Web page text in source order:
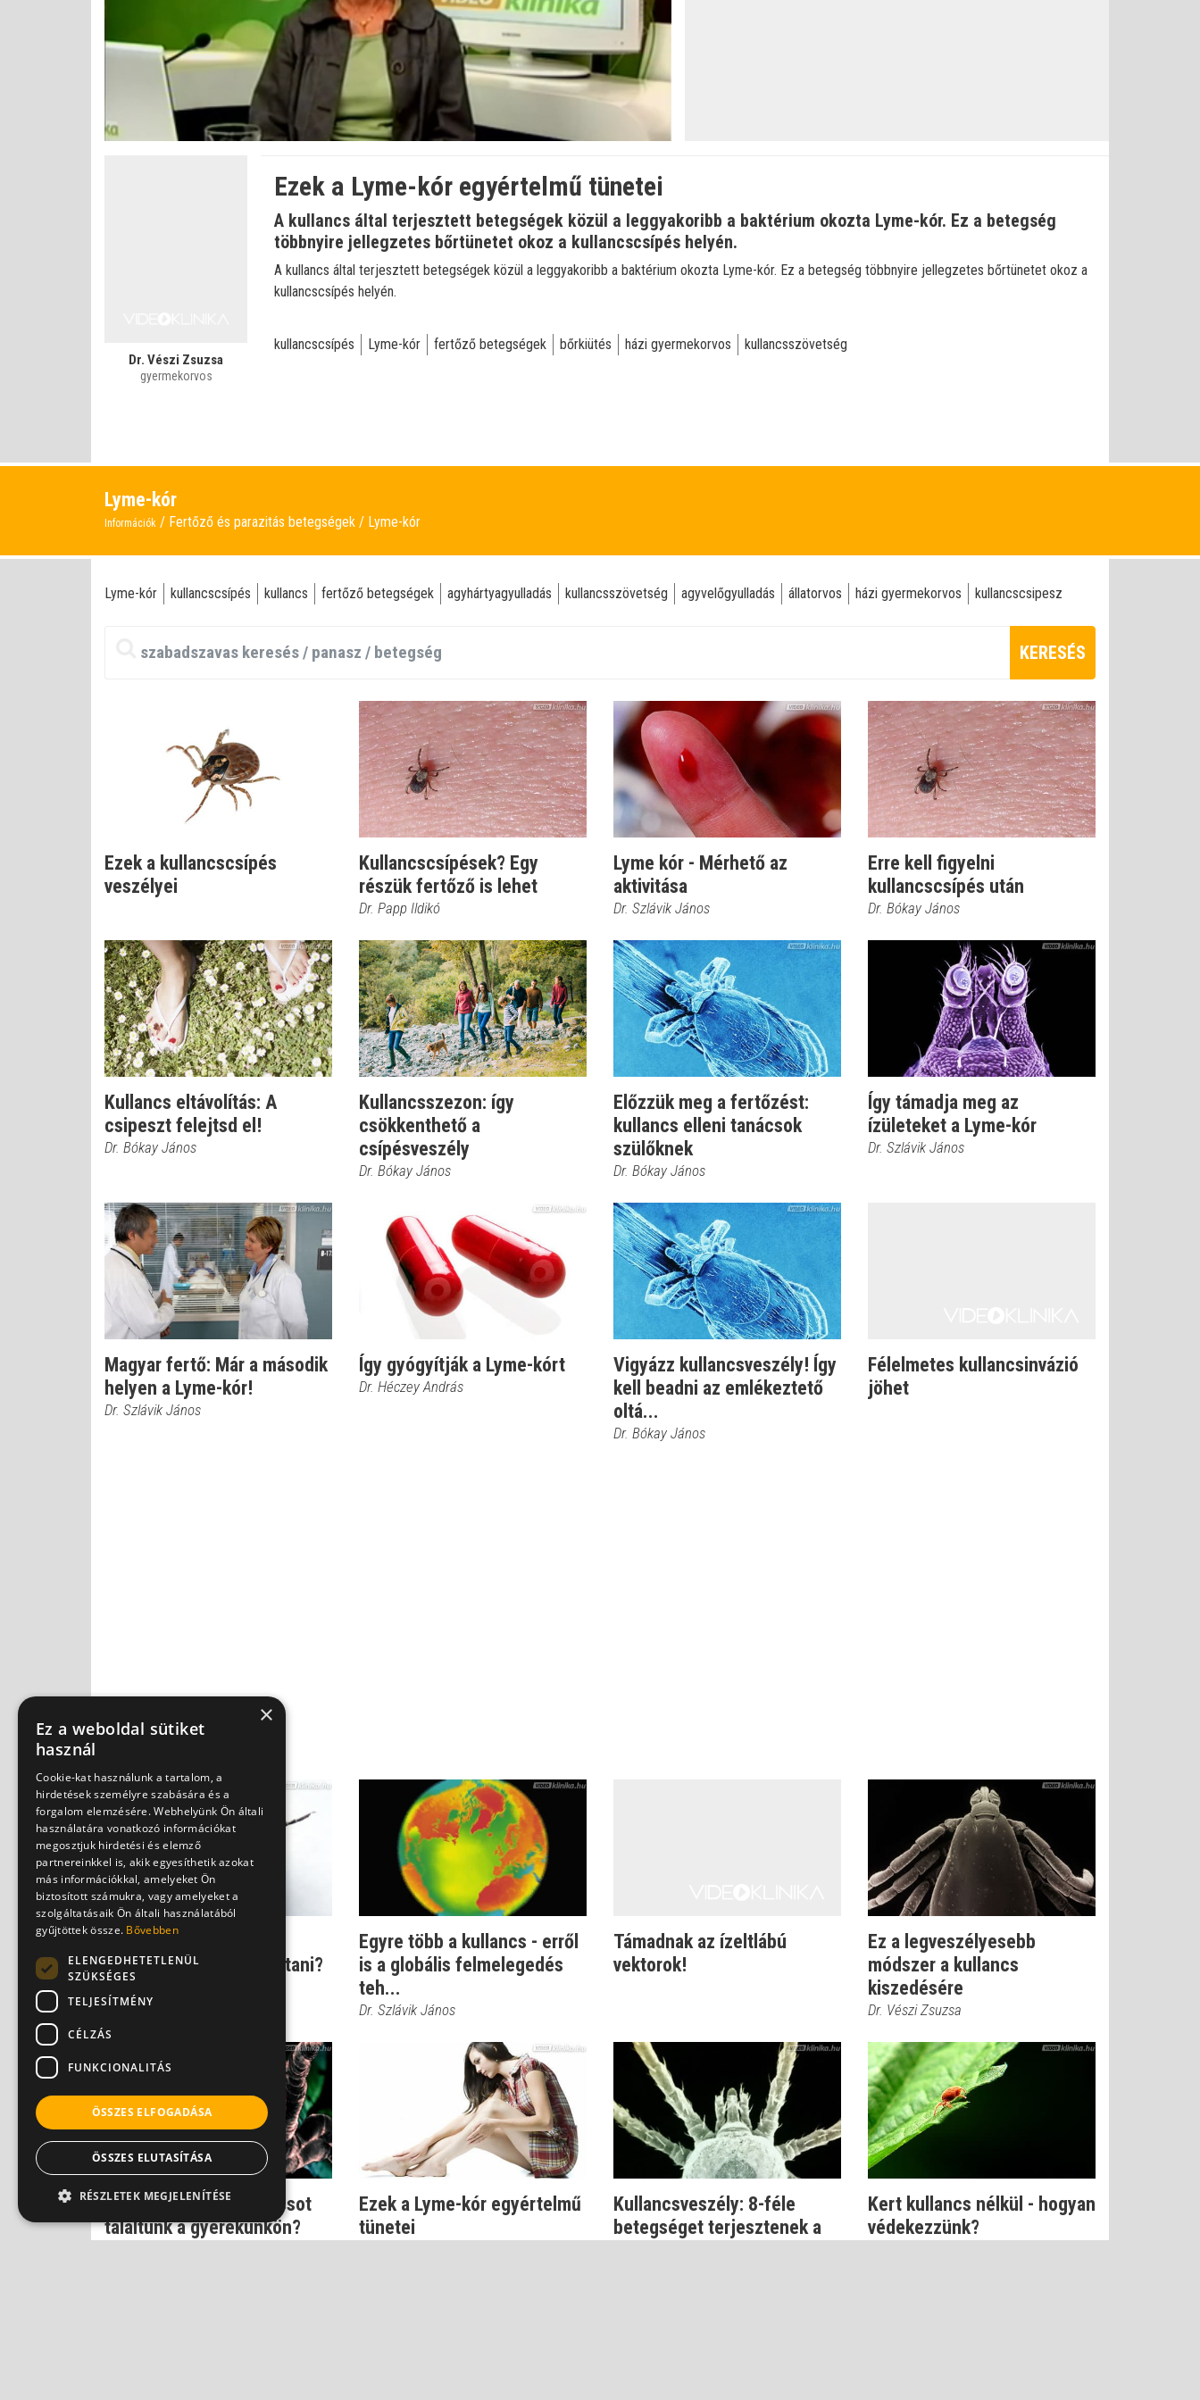
Némítás
kikapcsolva
Betöltve
0%
Állapot:
0%
Dr. Vészi Zsuzsa
gyermekorvos
Ezek a Lyme-kór egyértelmű tünetei
A kullancs által terjesztett betegségek közül a leggyakoribb a baktérium okozta Lyme-kór. Ez a betegség
többnyire jellegzetes bőrtünetet okoz a kullancscsípés helyén.
A kullancs által terjesztett betegségek közül a leggyakoribb a baktérium okozta Lyme-kór. Ez a betegség többnyire jellegzetes bőrtünetet okoz a
kullancscsípés helyén.
kullancscsípés Lyme-kór fertőző betegségek bőrkiütés házi gyermekorvos kullancsszövetség
Lyme-kór
Információk Fertőző és parazitás betegségek Lyme-kór
Lyme-kór kullancscsípés kullancs fertőző betegségek agyhártyagyulladás kullancsszövetség agyvelőgyulladás állatorvos házi gyermekorvos kullancscsipesz
KERESÉS
Ezek a kullancscsípés
veszélyei
Kullancscsípések? Egy
részük fertőző is lehet
Dr. Papp Ildikó
Lyme kór - Mérhető az
aktivitása
Dr. Szlávik János
Erre kell figyelni
kullancscsípés után
Dr. Bókay János
Kullancs eltávolítás: A
csipeszt felejtsd el!
Dr. Bókay János
Kullancsszezon: így
csökkenthető a
csípésveszély
Dr. Bókay János
Előzzük meg a fertőzést:
kullancs elleni tanácsok
szülőknek
Dr. Bókay János
Így támadja meg az
ízületeket a Lyme-kór
Dr. Szlávik János
Magyar fertő: Már a második
helyen a Lyme-kór!
Dr. Szlávik János
Így gyógyítják a Lyme-kórt
Dr. Héczey András
Vigyázz kullancsveszély! Így
kell beadni az emlékeztető
oltá...
Dr. Bókay János
Félelmetes kullancsinvázió
jöhet
Lyme-kóros fertőzés
terhesen: Van mitől tartani?
Egyre több a kullancs - erről
is a globális felmelegedés
teh...
Dr. Szlávik János
Támadnak az ízeltlábú
vektorok!
Ez a legveszélyesebb
módszer a kullancs
kiszedésére
Dr. Vészi Zsuzsa
Mit tegyünk, ha kullancsot
találtunk a gyerekünkön?
Ezek a Lyme-kór egyértelmű
tünetei
Kullancsveszély: 8-féle
betegséget terjesztenek a
Kert kullancs nélkül - hogyan
védekezzünk?
×
Ez a weboldal sütiket
használ
Cookie-kat használunk a tartalom, a
hirdetések személyre szabására és a
forgalom elemzésére. Webhelyünk Ön általi
használatára vonatkozó információkat
megosztjuk hirdetési és elemző
partnereinkkel is, akik egyesíthetik azokat
más információkkal, amelyeket Ön
biztosított számukra, vagy amelyeket a
szolgáltatásaik Ön általi használatából
gyűjtöttek össze. Bővebben
ELENGEDHETETLENÜL
SZÜKSÉGES
TELJESÍTMÉNY
CÉLZÁS
FUNKCIONALITÁS
ÖSSZES ELFOGADÁSA
ÖSSZES ELUTASÍTÁSA
RÉSZLETEK MEGJELENÍTÉSE